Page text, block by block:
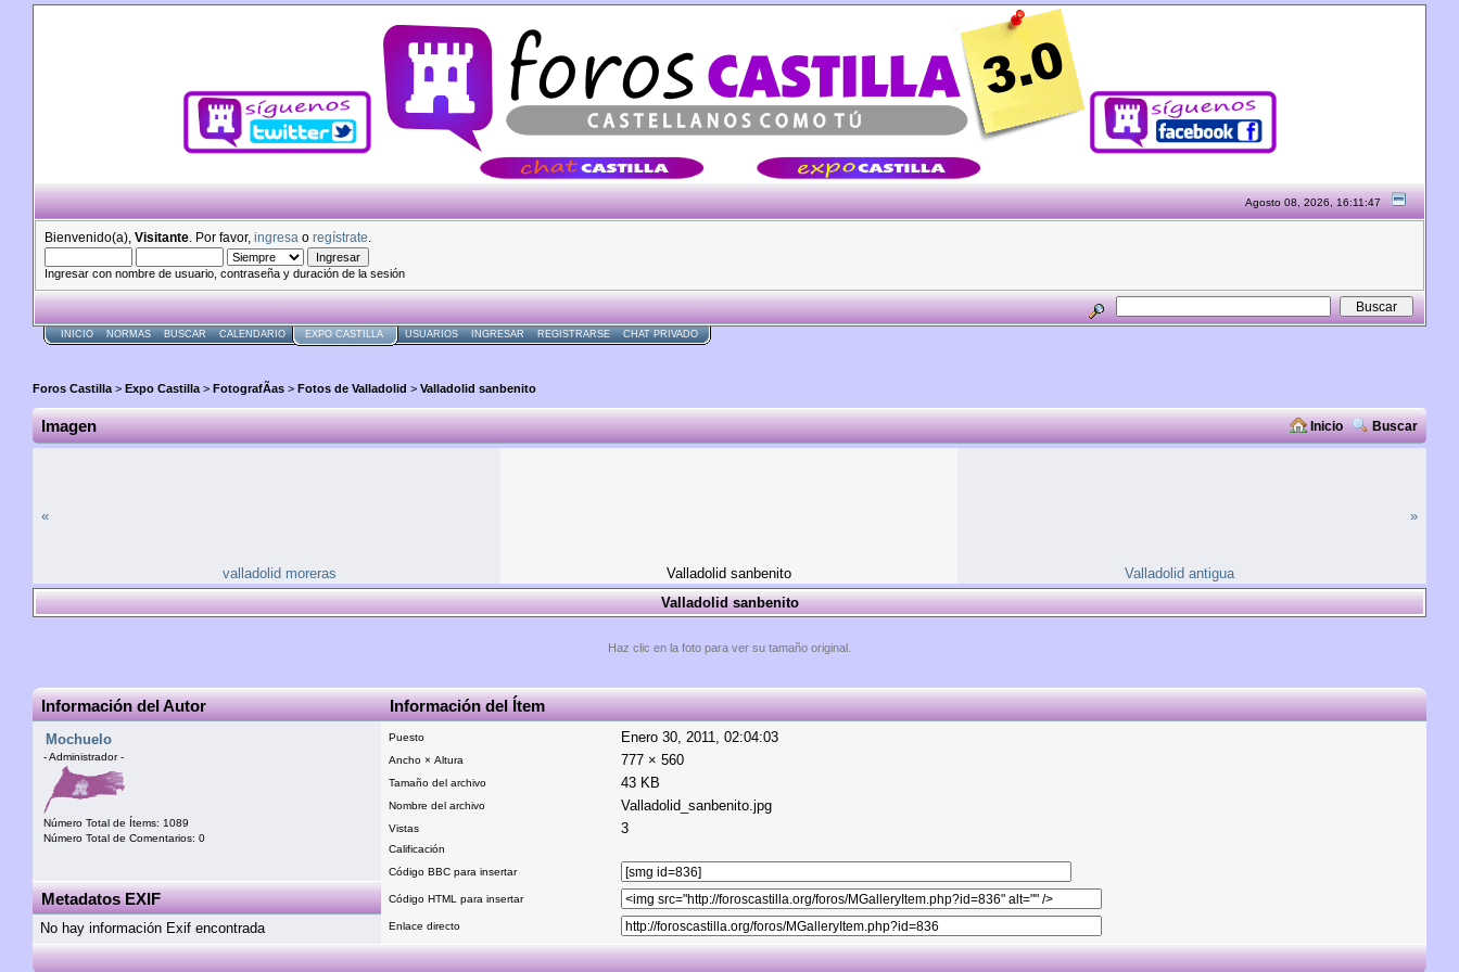
Agosto 08, 2026, 16:11:47
Bienvenido(a), Visitante . Por favor, ingresa o regístrate
Ingresar con nombre de usuario, contraseña y duración de la sesión
INICIO NORMAS BUSCAR CALENDARIO EXPO CASTILLA USUARIOS INGRESAR REGISTRARSE CHAT PRIVADO
Foros Castilla > Expo Castilla > FotografÃ­as > Fotos de Valladolid > Valladolid sanbenito
Imagen Inicio Buscar
« »
valladolid moreras Valladolid sanbenito
Valladolid antigua
Valladolid sanbenito
Haz clic en la foto para ver su tamaño original.
Información del Autor Información del Ítem
Mochuelo
- Administrador -
Número Total de Ítems: 1089
Número Total de Comentarios: 0
Puesto Enero 30, 2011, 02:04:03
Ancho × Altura 777 × 560
Tamaño del archivo 43 KB
Nombre del archivo Valladolid_sanbenito.jpg
Vistas 3
Calificación
Código BBC para insertar
Código HTML para insertar
Enlace directo
Metadatos EXIF
No hay información Exif encontrada